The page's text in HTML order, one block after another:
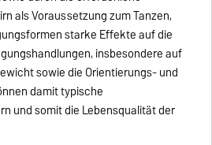
als Voraussetzung zum Tanzen,
starke Effekte auf die
insbesondere auf
sowie die Orientierungs- und
damit typische
und somit die Lebensqualität der